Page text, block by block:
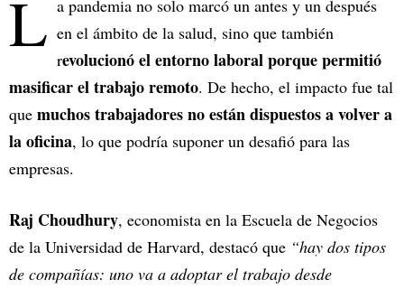
L a pandemia no solo marcó un antes y un después
en el ámbito de la salud, sino que también
revolucionó el entorno laboral porque permitió
masificar el trabajo remoto. De hecho, el impacto fue tal
que muchos trabajadores no están dispuestos a volver a
la oficina, lo que podría suponer un desafió para las
empresas.
Raj Choudhury, economista en la Escuela de Negocios
de la Universidad de Harvard, destacó que “hay dos tipos
de compañías: uno va a adoptar el trabajo desde